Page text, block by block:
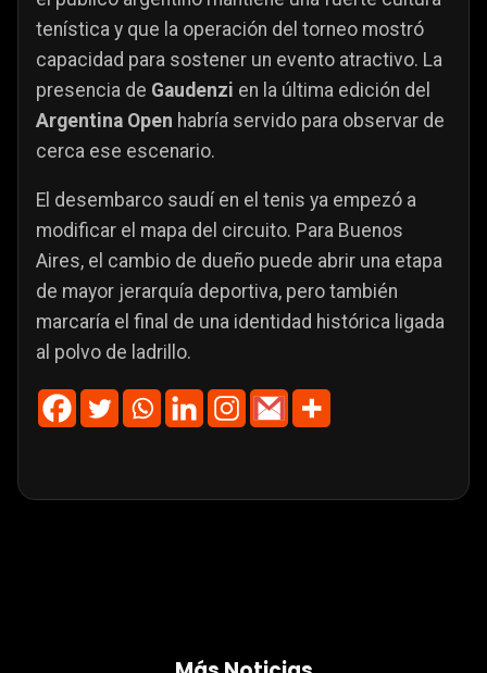
tenística y que la operación del torneo mostró
capacidad para sostener un evento atractivo. La
presencia de Gaudenzi en la última edición del
Argentina Open habría servido para observar de
cerca ese escenario.
El desembarco saudí en el tenis ya empezó a
modificar el mapa del circuito. Para Buenos
Aires, el cambio de dueño puede abrir una etapa
de mayor jerarquía deportiva, pero también
marcaría el final de una identidad histórica ligada
al polvo de ladrillo.